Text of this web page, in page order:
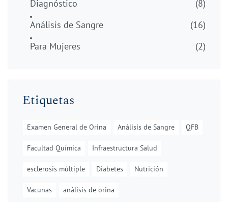
Diagnóstico
(8)
Análisis de Sangre
(16)
Para Mujeres
(2)
Etiquetas
Examen General de Orina Análisis de Sangre QFB
Facultad Química Infraestructura Salud
esclerosis múltiple Diabetes Nutrición
Vacunas análisis de orina